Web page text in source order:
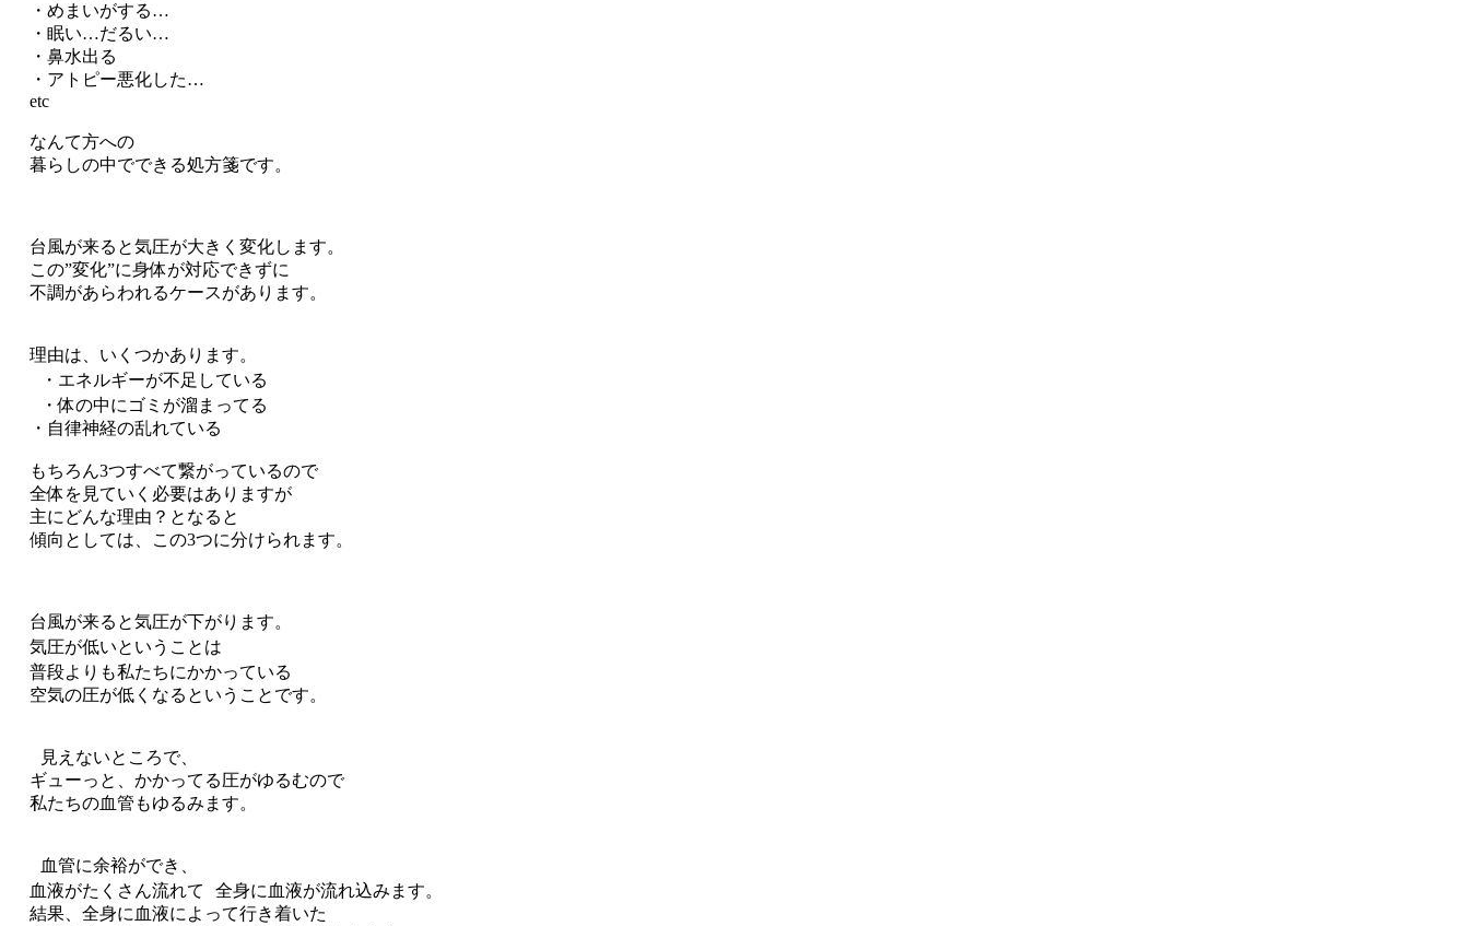
・めまいがする…
・眠い…だるい…
・鼻水出る
・アトピー悪化した…
etc
なんて方への
暮らしの中でできる処方箋です。
台風が来ると気圧が大きく変化します。
この”変化”に身体が対応できずに
不調があらわれるケースがあります。
理由は、いくつかあります。
・エネルギーが不足している
・体の中にゴミが溜まってる
・自律神経の乱れている
もちろん3つすべて繋がっているので
全体を見ていく必要はありますが
主にどんな理由？となると
傾向としては、この3つに分けられます。
台風が来ると気圧が下がります。
気圧が低いということは
普段よりも私たちにかかっている
空気の圧が低くなるということです。
見えないところで、
ギューっと、かかってる圧がゆるむので
私たちの血管もゆるみます。
血管に余裕ができ、
血液がたくさん流れて 全身に血液が流れ込みます。
結果、全身に血液によって行き着いた